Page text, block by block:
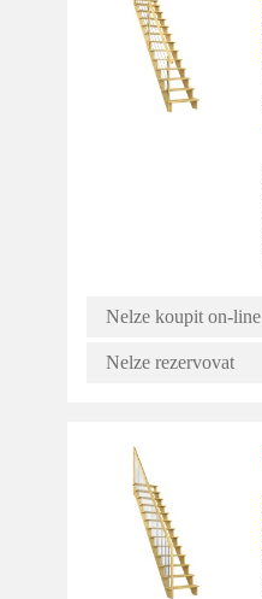
Nelze koupit on-line
Nelze rezervovat